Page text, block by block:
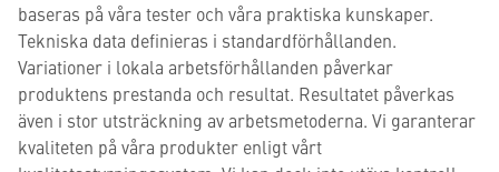
baseras på våra tester och våra praktiska kunskaper.
Tekniska data definieras i standardförhållanden.
Variationer i lokala arbetsförhållanden påverkar
produktens prestanda och resultat. Resultatet påverkas
även i stor utsträckning av arbetsmetoderna. Vi garanterar
kvaliteten på våra produkter enligt vårt